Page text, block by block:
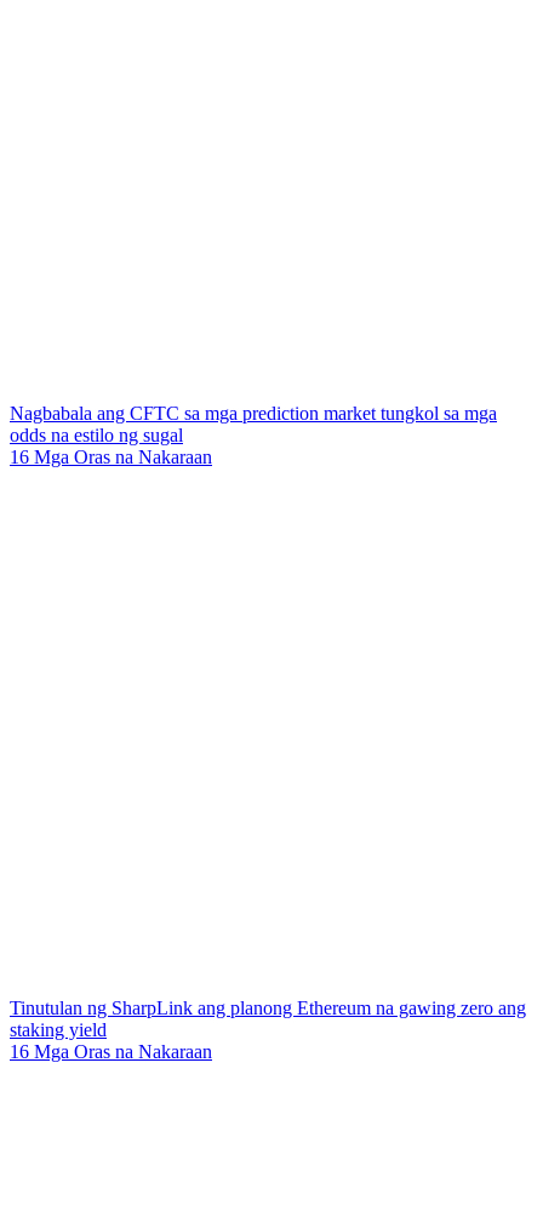
Nagbabala ang CFTC sa mga prediction market tungkol sa mga
odds na estilo ng sugal
16 Mga Oras na Nakaraan
Tinutulan ng SharpLink ang planong Ethereum na gawing zero ang
staking yield
16 Mga Oras na Nakaraan